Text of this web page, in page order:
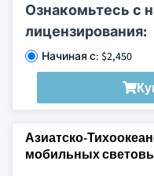
Ознакомьтесь с
лицензирования:
Начиная с: $2,450
Азиатско-
мобильных